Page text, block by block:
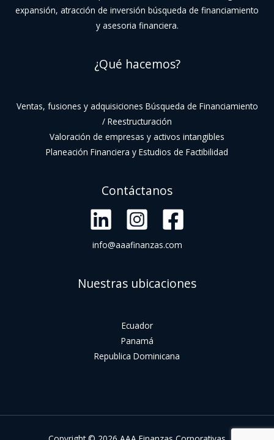
expansión, atracción de inversión búsqueda de financiamiento
y asesoria financiera.
¿Qué hacemos?
Ventas, fusiones y adquisiciones Búsqueda de Financiamiento
/ Reestructuración
Valoración de empresas y activos intangibles
Planeación Financiera y Estudios de Factibilidad
Contáctanos
info@aaafinanzas.com
Nuestras ubicaciones
Ecuador
Panamá
Republica Dominicana